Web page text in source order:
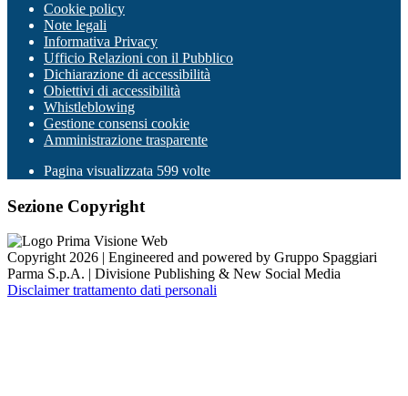
Cookie policy
Note legali
Informativa Privacy
Ufficio Relazioni con il Pubblico
Dichiarazione di accessibilità
Obiettivi di accessibilità
Whistleblowing
Gestione consensi cookie
Amministrazione trasparente
Pagina visualizzata 599 volte
Sezione Copyright
Copyright 2026 | Engineered and powered by Gruppo Spaggiari
Parma S.p.A. | Divisione Publishing & New Social Media
Disclaimer trattamento dati personali